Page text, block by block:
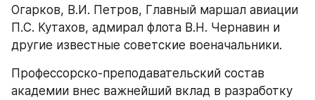
Огарков, В.И. Петров, Главный маршал авиации
П.С. Кутахов, адмирал флота В.Н. Чернавин и
другие известные советские военачальники.
Профессорско-преподавательский состав
академии внес важнейший вклад в разработку